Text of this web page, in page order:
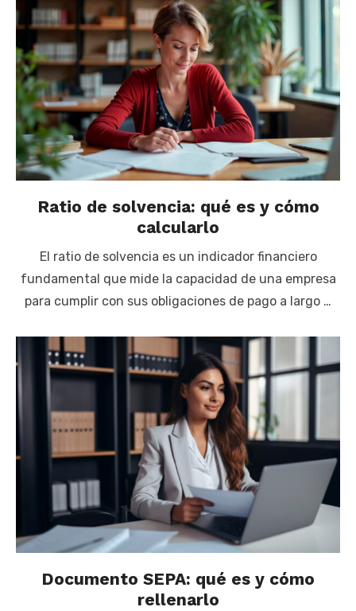
Ratio de solvencia: qué es y cómo
calcularlo
El ratio de solvencia es un indicador financiero
fundamental que mide la capacidad de una empresa
para cumplir con sus obligaciones de pago a largo …
Documento SEPA: qué es y cómo
rellenarlo